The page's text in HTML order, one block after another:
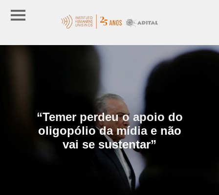
“Temer perdeu o apoio do
oligopólio da mídia e não
vai se sustentar”